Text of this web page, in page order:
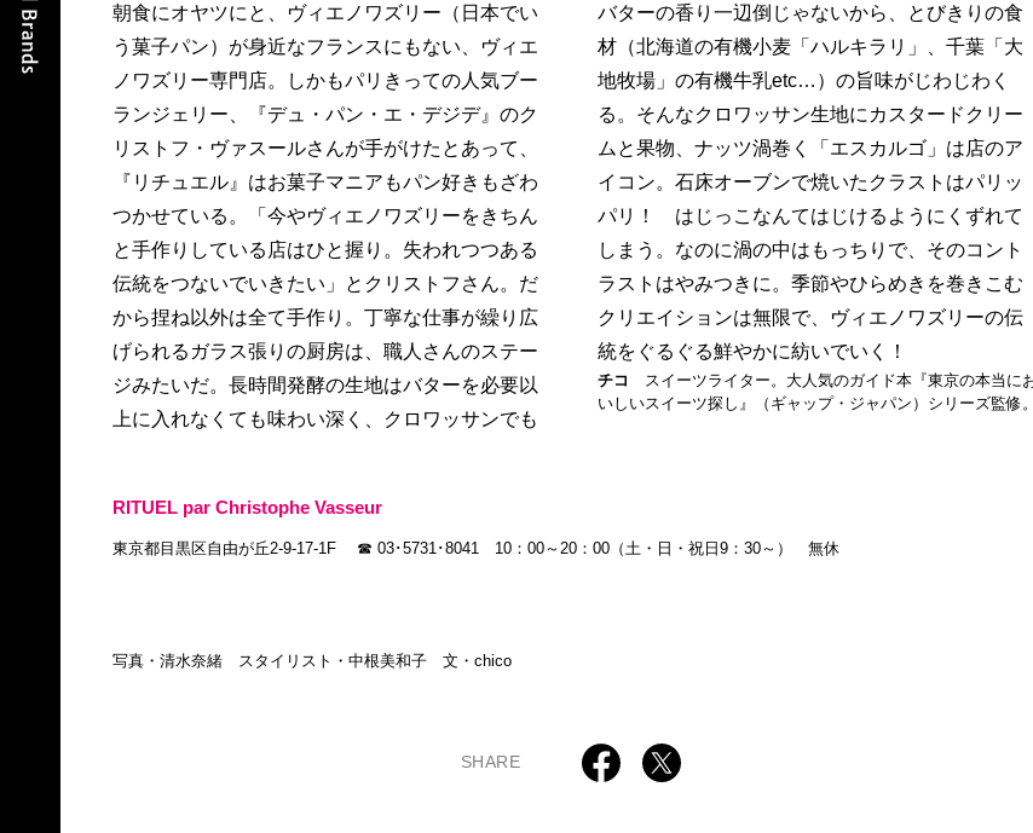
朝食にオヤツにと、ヴィエノワズリー（日本でい
う菓子パン）が身近なフランスにもない、ヴィエ
ノワズリー専門店。しかもパリきっての人気ブー
ランジェリー、『デュ・パン・エ・デジデ』のク
リストフ・ヴァスールさんが手がけたとあって、
『リチュエル』はお菓子マニアもパン好きもざわ
つかせている。「今やヴィエノワズリーをきちん
と手作りしている店はひと握り。失われつつある
伝統をつないでいきたい」とクリストフさん。だ
から捏ね以外は全て手作り。丁寧な仕事が繰り広
げられるガラス張りの厨房は、職人さんのステー
ジみたいだ。長時間発酵の生地はバターを必要以
上に入れなくても味わい深く、クロワッサンでも
バターの香り一辺倒じゃないから、とびきりの食
材（北海道の有機小麦「ハルキラリ」、千葉「大
地牧場」の有機牛乳etc…）の旨味がじわじわく
る。そんなクロワッサン生地にカスタードクリー
ムと果物、ナッツ渦巻く「エスカルゴ」は店のア
イコン。石床オーブンで焼いたクラストはパリッ
パリ！ はじっこなんてはじけるようにくずれて
しまう。なのに渦の中はもっちりで、そのコント
ラストはやみつきに。季節やひらめきを巻きこむ
クリエイションは無限で、ヴィエノワズリーの伝
統をぐるぐる鮮やかに紡いでいく！
チコ
スイーツライター。大人気のガイド本『東京の本当に
いしいスイーツ探し』（ギャップ・ジャパン）シリーズ監修。
RITUEL par Christophe Vasseur
東京都目黒区自由が丘2-9-17-1F ☎ 03･5731･8041 10：00～20：00（土・日・祝日9：30～） 無休
写真・清水奈緒 スタイリスト・中根美和子 文・chico
SHARE